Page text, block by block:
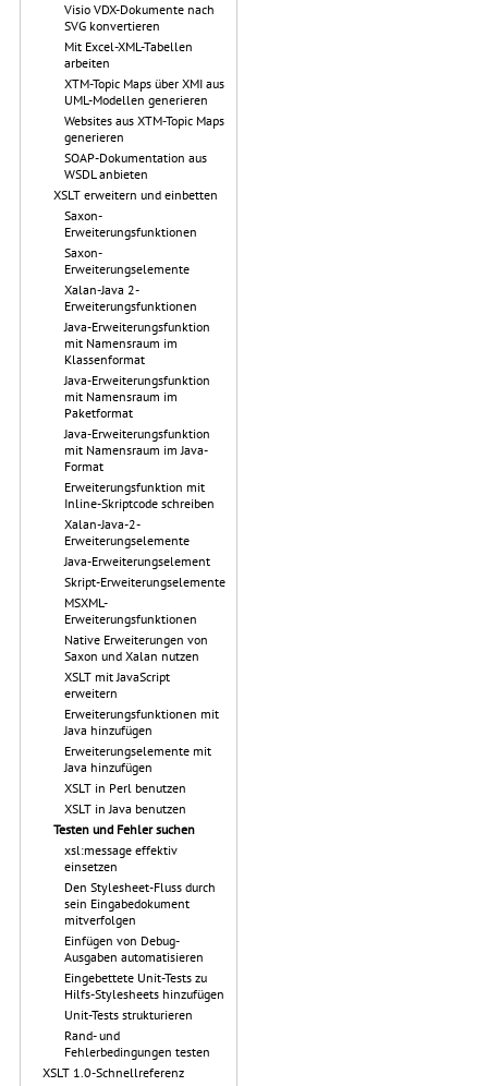
Visio VDX-Dokumente nach
SVG konvertieren
Mit Excel-XML-Tabellen
arbeiten
XTM-Topic Maps über XMI aus
UML-Modellen generieren
Websites aus XTM-Topic Maps
generieren
SOAP-Dokumentation aus
WSDL anbieten
XSLT erweitern und einbetten
Saxon-
Erweiterungsfunktionen
Saxon-
Erweiterungselemente
Xalan-Java 2-
Erweiterungsfunktionen
Java-Erweiterungsfunktion
mit Namensraum im
Klassenformat
Java-Erweiterungsfunktion
mit Namensraum im
Paketformat
Java-Erweiterungsfunktion
mit Namensraum im Java-
Format
Erweiterungsfunktion mit
Inline-Skriptcode schreiben
Xalan-Java-2-
Erweiterungselemente
Java-Erweiterungselement
Skript-Erweiterungselemente
MSXML-
Erweiterungsfunktionen
Native Erweiterungen von
Saxon und Xalan nutzen
XSLT mit JavaScript
erweitern
Erweiterungsfunktionen mit
Java hinzufügen
Erweiterungselemente mit
Java hinzufügen
XSLT in Perl benutzen
XSLT in Java benutzen
Testen und Fehler suchen
xsl:message effektiv
einsetzen
Den Stylesheet-Fluss durch
sein Eingabedokument
mitverfolgen
Einfügen von Debug-
Ausgaben automatisieren
Eingebettete Unit-Tests zu
Hilfs-Stylesheets hinzufügen
Unit-Tests strukturieren
Rand- und
Fehlerbedingungen testen
XSLT 1.0-Schnellreferenz